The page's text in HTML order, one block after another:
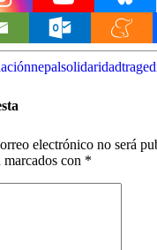
nepalsolidaridad
electrónico no será
con *